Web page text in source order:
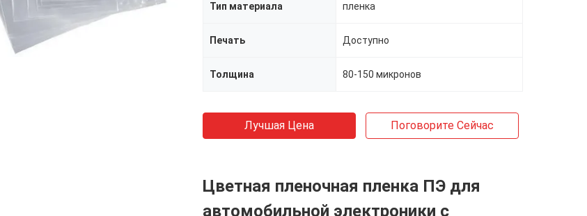
Тип материала пленка
Печать Доступно
Толщина 80-150 микронов
Лучшая Цена Поговорите Сейчас
Цветная пленочная пленка ПЭ для
автомобильной электроники с